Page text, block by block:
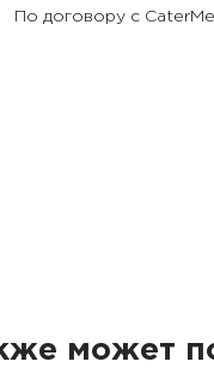
По договору с CaterMe
может